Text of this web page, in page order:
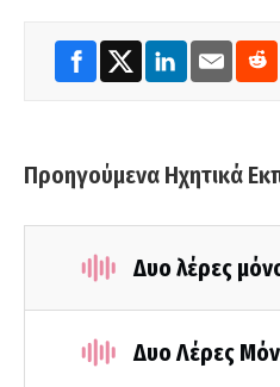
Προηγούμενα Ηχητικά
Δυο λέρες
Δυο Λέρες